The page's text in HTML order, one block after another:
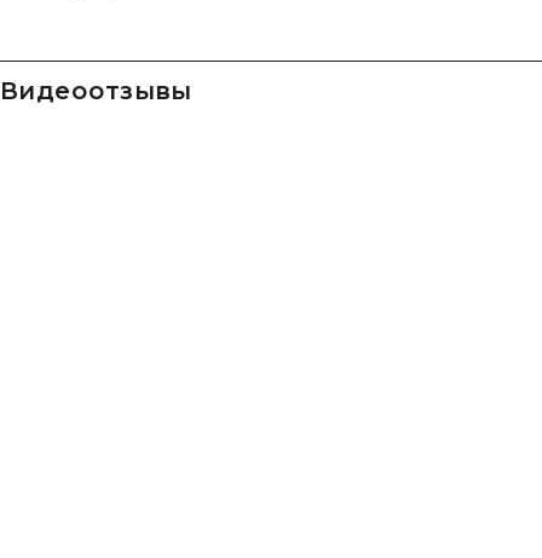
видео отзывы